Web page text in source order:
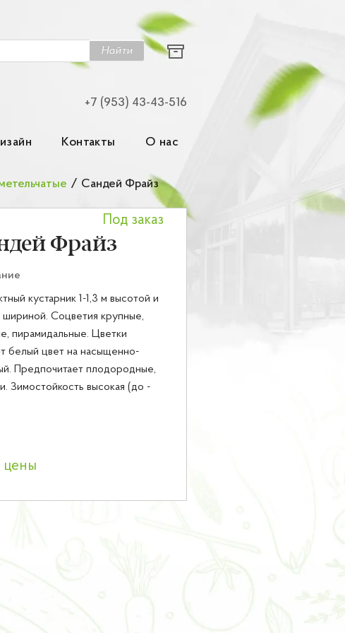
Найти
+7 (953) 43-43-516
Контакты О нас
/ Сандей Фрайз
Фрайз
Под заказ
кустарник 1-1,3 м высотой и
шириной. Соцветия крупные,
пирамидальные. Цветки
белый цвет на насыщенно-
Предпочитает плодородные,
Зимостойкость высокая (до -
цены